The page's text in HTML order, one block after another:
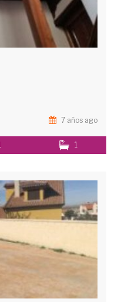
7 años ago
1